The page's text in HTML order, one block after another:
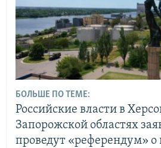
БОЛЬШЕ ПО ТЕМЕ:
Российские власти в
Запорожской областях
проведут «референдум»